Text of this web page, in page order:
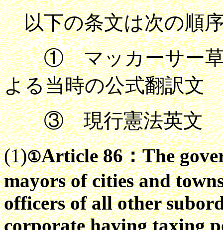
以下の条文は次の順
① マッカーサー
よる当時の公式翻訳文
③ 現行憲法英
(1)①Article86：The
mayors of cities and
officers of all other
corporate having taxing